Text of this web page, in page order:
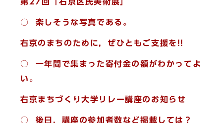
○ 楽しそうな写真である。
右京のまちのために，ぜひともご支援を!!
○ 一年間で集まった寄付金の額がわかってよ
い。
右京まちづくり大学リレー講座のお知らせ
○ 後日，講座の参加者数など掲載しては？